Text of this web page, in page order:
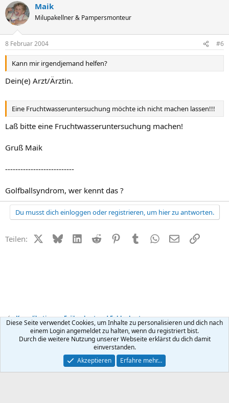
Maik
Milupakellner & Pampersmonteur
8 Februar 2004 #6
Kann mir irgendjemand helfen?
Dein(e) Arzt/Ärztin.
Eine Fruchtwasseruntersuchung möchte ich nicht machen lassen!!!
Laß bitte eine Fruchtwasseruntersuchung machen!
Gruß Maik
---------------------------
Golfballsyndrom, wer kennt das ?
Du musst dich einloggen oder registrieren, um hier zu antworten.
Teilen: X (Twitter)
BlueskyLinkedIn
Reddit PinterestTumblr WhatsApp
E-MailLink
Komplikationen, Frühgeburt und Fehlgeburt
Kontakt Nutzungsbedingungen Datenschutz Hilfe
R
Community platform by XenForo ® © 2010-2026 XenForo Ltd.
Diese Seite verwendet Cookies, um Inhalte zu personalisieren und dich nach
einem Login angemeldet zu halten, wenn du registriert bist.
Durch die weitere Nutzung unserer Webseite erklärst du dich damit
einverstanden.
Akzeptieren
Erfahre mehr…